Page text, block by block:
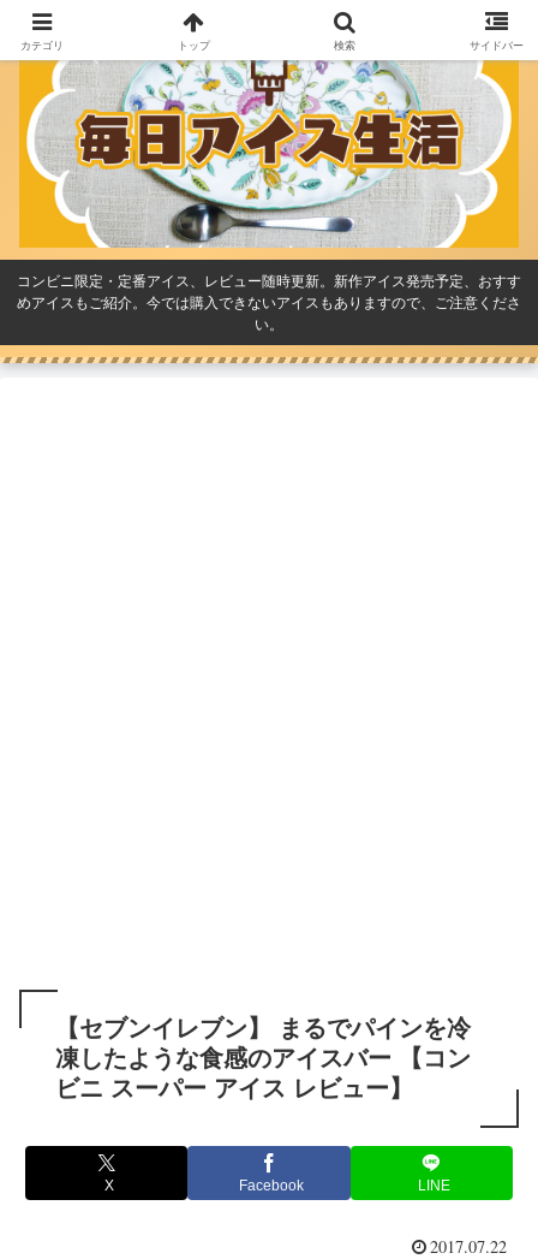
コンビニ限定・定番アイス、レビュー随時更新。新作アイス発売予定、おすす
めアイスもご紹介。今では購入できないアイスもありますので、ご注意くださ
い。
【セブンイレブン】 まるでパインを冷
凍したような食感のアイスバー 【コン
ビニ スーパー アイス レビュー】
X Facebook LINE
2017.07.22
カテゴリ トップ 検索 サイドバー